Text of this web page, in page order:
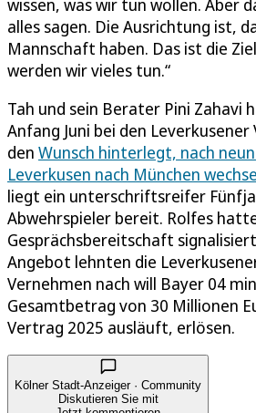
wissen, was wir tun wollen. Aber
alles sagen. Die Ausrichtung ist,
Mannschaft haben. Das ist die
werden wir vieles tun.“
Tah und sein Berater Pini Zahavi
Anfang Juni bei den
den Wunsch hinterlegt, nach
Leverkusen nach München
liegt ein unterschriftsreifer
Abwehrspieler bereit. Rolfes
Gesprächsbereitschaft
Angebot lehnten die
Vernehmen nach will Bayer 04
Gesamtbetrag von 30 Millionen
Vertrag 2025 ausläuft, erlösen.
Kölner Stadt-Anzeiger · Community
Diskutieren Sie mit